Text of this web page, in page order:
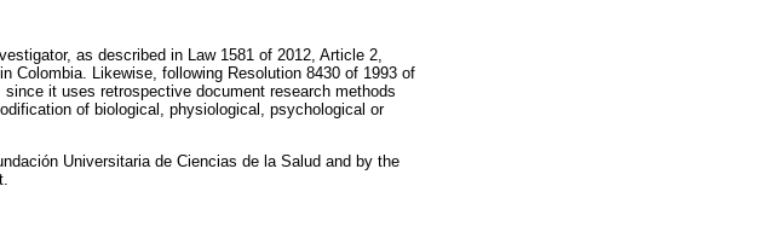
as described in Law 1581 of 2012, Article 2,
Colombia. Likewise, following Resolution 8430 of 1993 of
it uses retrospective document research methods
of biological, physiological, psychological or
Universitaria de Ciencias de la Salud and by the